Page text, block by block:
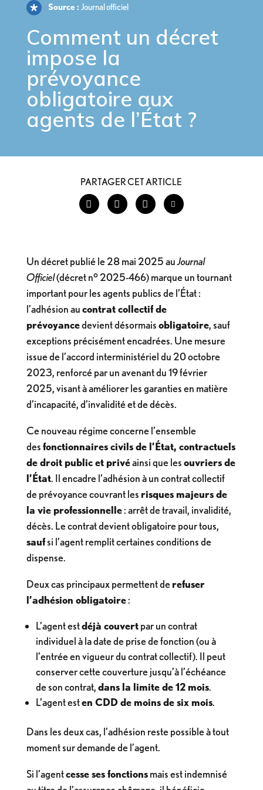
Source : Journal officiel
Comment un décret
impose la
prévoyance
obligatoire aux
agents de l’État ?
PARTAGER CET ARTICLE
Un décret publié le 28 mai 2025 auJournal
Officiel(décret n° 2025-466) marque un tournant
important pour les agents publics de l’État :
l’adhésion aucontrat collectif de
prévoyancedevient désormaisobligatoire, sauf
exceptions précisément encadrées. Une mesure
issue de l’accord interministériel du 20 octobre
2023, renforcé par un avenant du 19 février
2025, visant à améliorer les garanties en matière
d’incapacité, d’invalidité et de décès.
Ce nouveau régime concerne l’ensemble
desfonctionnaires civils de l’État, contractuels
de droit public et privéainsi que lesouvriers de
l’État. Il encadre l’adhésion à un contrat collectif
de prévoyance couvrant lesrisques majeurs de
la vie professionnelle: arrêt de travail, invalidité,
décès. Le contrat devient obligatoire pour tous,
saufsi l’agent remplit certaines conditions de
dispense.
Deux cas principaux permettent derefuser
l’adhésion obligatoire:
L’agent estdéjà couvertpar un contrat
individuel à la date de prise de fonction (ou à
l’entrée en vigueur du contrat collectif). Il peut
conserver cette couverture jusqu’à l’échéance
de son contrat,dans la limite de 12 mois.
L’agent esten CDD de moins de six mois.
Dans les deux cas, l’adhésion reste possible à tout
moment sur demande de l’agent.
Si l’agentcesse ses fonctionsmais est indemnisé